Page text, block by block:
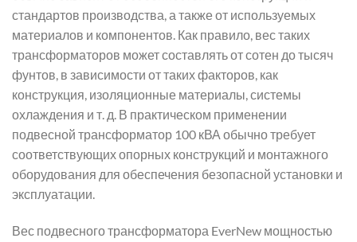
стандартов производства, а также от используемых
материалов и компонентов. Как правило, вес таких
трансформаторов может составлять от сотен до тысяч
фунтов, в зависимости от таких факторов, как
конструкция, изоляционные материалы, системы
охлаждения и т. д. В практическом применении
подвесной трансформатор 100 кВА обычно требует
соответствующих опорных конструкций и монтажного
оборудования для обеспечения безопасной установки и
эксплуатации.
Вес подвесного трансформатора EverNew мощностью